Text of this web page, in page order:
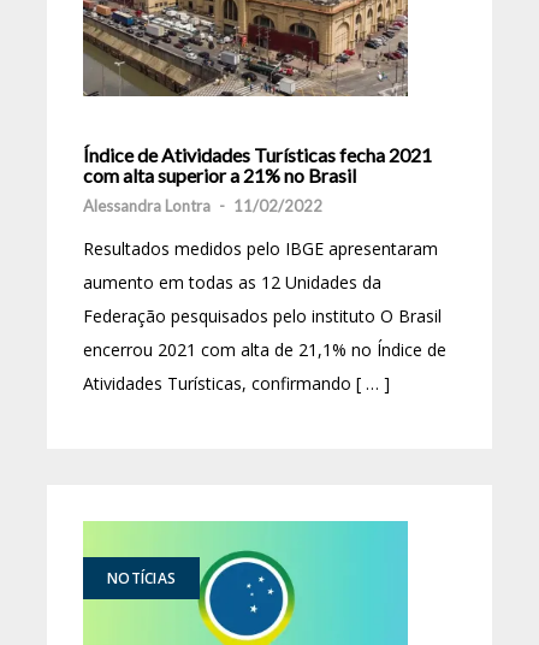
Índice de Atividades Turísticas fecha 2021
com alta superior a 21% no Brasil
Alessandra Lontra - 11/02/2022
Resultados medidos pelo IBGE apresentaram
aumento em todas as 12 Unidades da
Federação pesquisados pelo instituto O Brasil
encerrou 2021 com alta de 21,1% no Índice de
Atividades Turísticas, confirmando [ … ]
NOTÍCIAS